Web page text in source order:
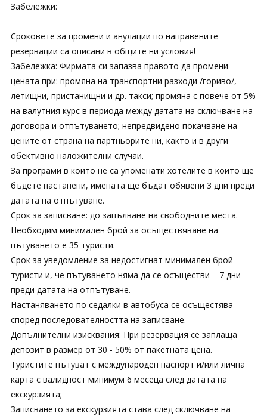
Забележки:
Сроковете за промени и анулации по направените
резервации са описани в общите ни условия!
Забележка: Фирмата си запазва правото да промени
цената при: промяна на транспортни разходи /гориво/,
летищни, пристанищни и др. такси; промяна с повече от 5%
на валутния курс в периода между датата на сключване на
договора и отпътуването; непредвидено покачване на
цените от страна на партньорите ни, както и в други
обективно наложителни случаи.
За програми в които не са упоменати хотелите в които ще
бъдете настанени, имената ще бъдат обявени 3 дни преди
датата на отпътуване.
Срок за записване: до запълване на свободните места.
Необходим минимален брой за осъществяване на
пътуването е 35 туристи.
Срок за уведомление за недостигнат минимален брой
туристи и, че пътуването няма да се осъществи – 7 дни
преди датата на отпътуване.
Настаняването по седалки в автобуса се осъщестява
според последователността на записване.
Допълнителни изисквания: При резервация се заплаща
депозит в размер от 30 - 50% от пакетната цена.
Туристите пътуват с международен паспорт и/или лична
карта с валидност минимум 6 месеца след датата на
екскурзията;
Записването за екскурзията става след сключване на